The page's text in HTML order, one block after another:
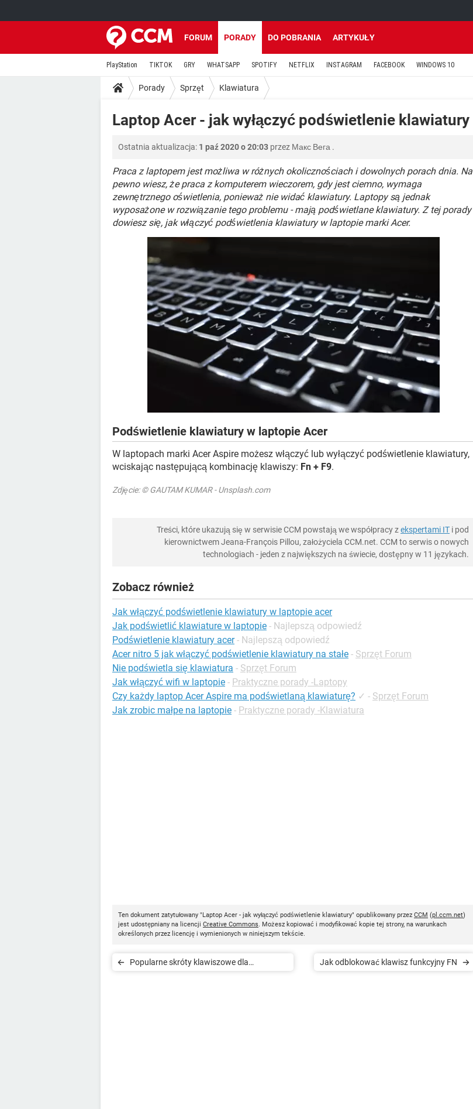
FORUM PORADY DO POBRANIA ARTYKUŁY
PlayStation TIKTOK GRY WHATSAPP SPOTIFY NETFLIX INSTAGRAM FACEBOOK WINDOWS 10
Porady Sprzęt Klawiatura
Laptop Acer - jak wyłączyć podświetlenie klawiatury
Ostatnia aktualizacja: 1 paź 2020 o 20:03 przez Макс Вега .
Praca z laptopem jest możliwa w różnych okolicznościach i dowolnych porach dnia. Na
pewno wiesz, że praca z komputerem wieczorem, gdy jest ciemno, wymaga
zewnętrznego oświetlenia, ponieważ nie widać klawiatury. Laptopy są jednak
wyposażone w rozwiązanie tego problemu - mają podświetlane klawiatury. Z tej porady
dowiesz się, jak włączyć podświetlenia klawiatury w laptopie marki Acer.
Podświetlenie klawiatury w laptopie Acer
W laptopach marki Acer Aspire możesz włączyć lub wyłączyć podświetlenie klawiatury,
wciskając następującą kombinację klawiszy: Fn + F9.
Zdjęcie: © GAUTAM KUMAR - Unsplash.com
Treści, które ukazują się w serwisie CCM powstają we współpracy zekspertami IT i pod
kierownictwem Jeana-François Pillou, założyciela CCM.net. CCM to serwis o nowych
technologiach - jeden z największych na świecie, dostępny w 11 językach.
Zobacz również
Jak włączyć podświetlenie klawiatury w laptopie acer
Jak podświetlić klawiature w laptopie - Najlepszą odpowiedź
Podświetlenie klawiatury acer - Najlepszą odpowiedź
Acer nitro 5 jak włączyć podświetlenie klawiatury na stałe - Sprzęt Forum
Nie podświetla się klawiatura - Sprzęt Forum
Jak włączyć wifi w laptopie - Praktyczne porady -Laptopy
Czy każdy laptop Acer Aspire ma podświetlaną klawiaturę? ✓ - Sprzęt Forum
Jak zrobic małpe na laptopie - Praktyczne porady -Klawiatura
Ten dokument zatytułowany "Laptop Acer - jak wyłączyć podświetlenie klawiatury" opublikowany przez CCM (pl.ccm.net)
jest udostępniany na licencji Creative Commons. Możesz kopiować i modyfikować kopie tej strony, na warunkach
określonych przez licencję i wymienionych w niniejszym tekście.
Popularne skróty klawiszowe dla
Jak odblokować klawisz funkcyjny FN